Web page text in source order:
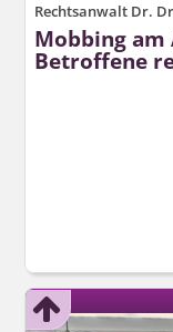
Rechtsanwalt Dr.
Mobbing am
Betroffene